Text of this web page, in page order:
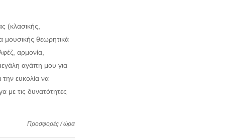
(κλασικής,
μουσικής θεωρητικά
αρμονία,
αγάπη μου για
την ευκολία να
με τις δυνατότητες
Προσφορές / ώρα